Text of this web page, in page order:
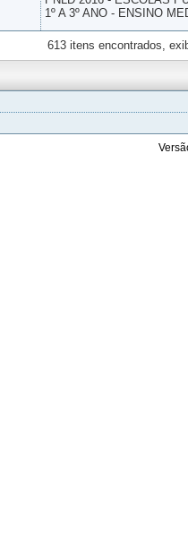
1º A 3º ANO - ENSINO
613 itens encontrados,